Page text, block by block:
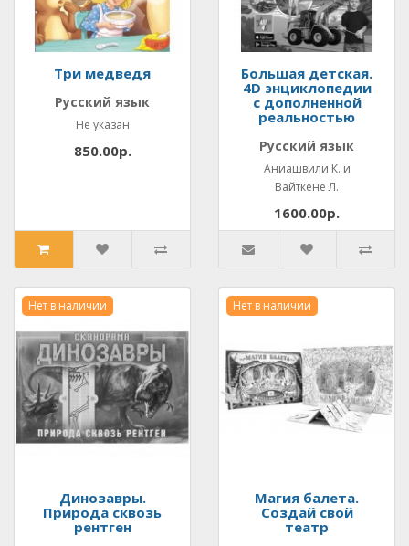
Три медведя
Русский язык
Не указан
850.00р.
Большая детская.
4D энциклопедии
с дополненной
реальностью
Русский язык
Аниашвили К. и
Вайткене Л.
1600.00р.
Нет в наличии
Динозавры.
Природа сквозь
рентген
Нет в наличии
Магия балета.
Создай свой
театр